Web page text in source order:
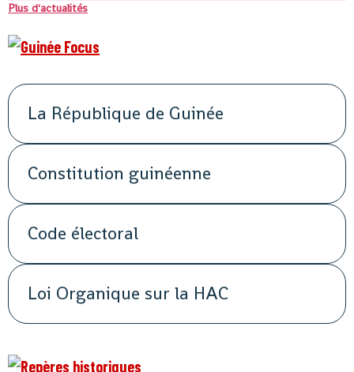
Plus d'actualités
La République de Guinée
Constitution guinéenne
Code électoral
Loi Organique sur la HAC